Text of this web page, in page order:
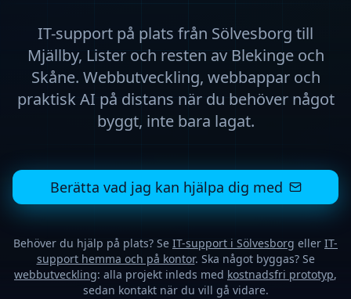
IT-support på plats från Sölvesborg till
Mjällby, Lister och resten av Blekinge och
Skåne. Webbutveckling, webbappar och
praktisk AI på distans när du behöver något
byggt, inte bara lagat.
Berätta vad jag kan hjälpa dig med
Behöver du hjälp på plats? Se IT-support i Sölvesborg eller IT-
support hemma och på kontor. Ska något byggas? Se
webbutveckling: alla projekt inleds med kostnadsfri prototyp,
sedan kontakt när du vill gå vidare.